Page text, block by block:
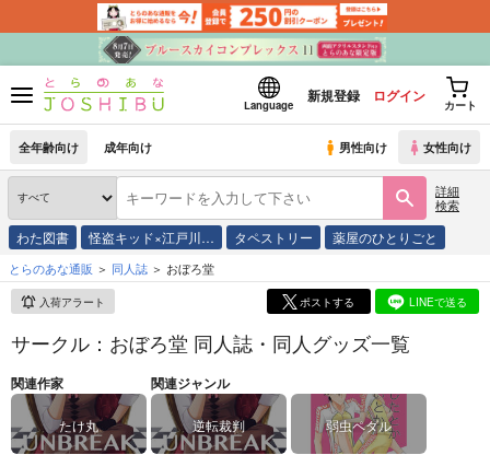
Language
新規登録 ログイン
カート
全年齢向け 成年向け 男性向け 女性向け
詳細
検索
わた図書 怪盗キッド×江戸川… タペストリー 薬屋のひとりごと
とらのあな通販 同人誌 おぼろ堂
入荷アラート ポストする LINEで送る
サークル：おぼろ堂 同人誌・同人グッズ一覧
関連作家
たけ丸
関連ジャンル
逆転裁判 弱虫ペダル